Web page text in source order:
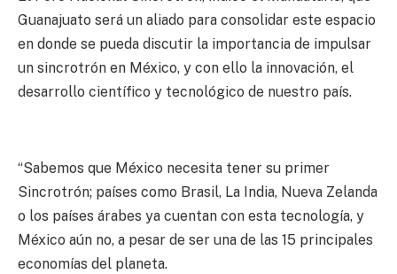
Guanajuato será un aliado para consolidar este espacio
en donde se pueda discutir la importancia de impulsar
un sincrotrón en México, y con ello la innovación, el
desarrollo científico y tecnológico de nuestro país.
“Sabemos que México necesita tener su primer
Sincrotrón; países como Brasil, La India, Nueva Zelanda
o los países árabes ya cuentan con esta tecnología, y
México aún no, a pesar de ser una de las 15 principales
economías del planeta.